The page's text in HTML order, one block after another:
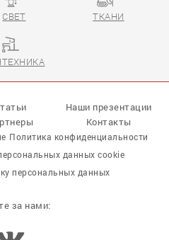
СВЕТ ТКАНИ
Наши презентации
Контакты
Политика конфиденциальности
данных cookie
персональных данных
за нами: